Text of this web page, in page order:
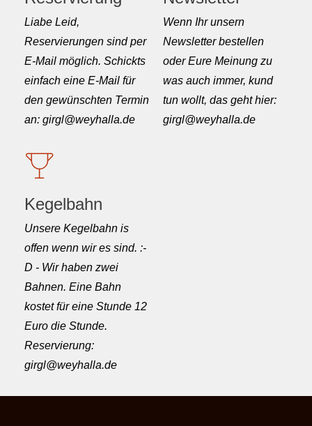
Liabe Leid,
Reservierungen sind per
E-Mail möglich. Schickts
einfach eine E-Mail für
den gewünschten Termin
an: girgl@weyhalla.de
Wenn Ihr unsern
Newsletter bestellen
oder Eure Meinung zu
was auch immer, kund
tun wollt, das geht hier:
girgl@weyhalla.de
Kegelbahn
Unsere Kegelbahn is
offen wenn wir es sind. :-
D - Wir haben zwei
Bahnen. Eine Bahn
kostet für eine Stunde 12
Euro die Stunde.
Reservierung:
girgl@weyhalla.de